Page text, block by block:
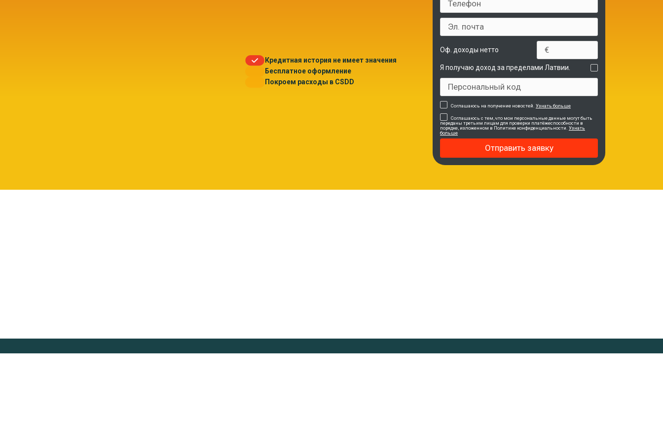
Оф. доходы нетто
Я получаю доход за пределами Латвии.
Соглашаюсь на получение новостей. Узнать больше
Соглашаюсь с тем, что мои персональные данные могут быть
переданы третьим лицам для проверки платёжеспособности в
порядке, изложенном в Политике конфиденциальности. Узнать
больше
Отправить заявку
Кредитная история не имеет значения
Бесплатное оформление
Покроем расходы в CSDD